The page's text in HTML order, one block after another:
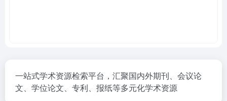
一站式学术资源检索平台，汇聚国内外期刊、会议论
文、学位论文、专利、报纸等多元化学术资源